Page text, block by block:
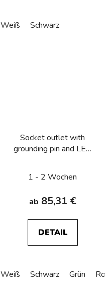
Weiß Schwarz
Socket outlet with
grounding pin and LED
1 - 2 Wochen
ab 85,31 €
DETAIL
Weiß Schwarz Grün Rot